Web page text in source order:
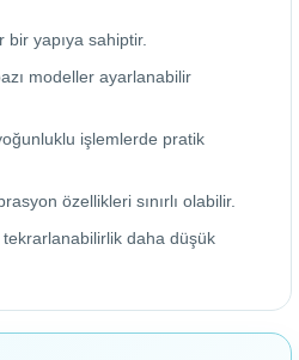
bir yapıya sahiptir.
modeller ayarlanabilir
işlemlerde pratik
özellikleri sınırlı olabilir.
daha düşük